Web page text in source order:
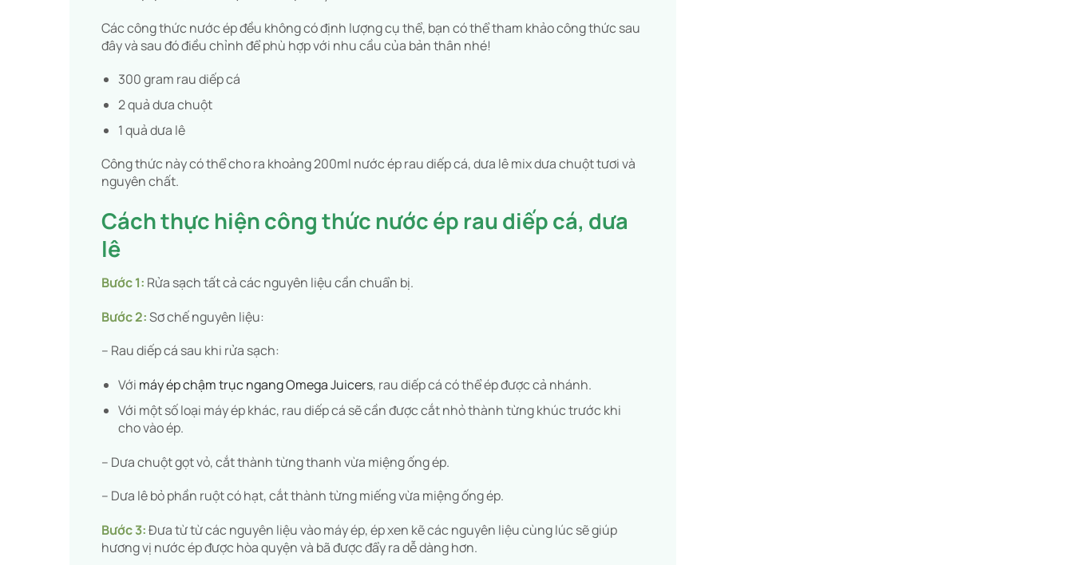
Các công thức nước ép đều không có định lượng cụ thể, bạn có thể tham khảo công thức sau
đây và sau đó điều chỉnh để phù hợp với nhu cầu của bản thân nhé!
300 gram rau diếp cá
2 quả dưa chuột
1 quả dưa lê
Công thức này có thể cho ra khoảng 200ml nước ép rau diếp cá, dưa lê mix dưa chuột tươi và
nguyên chất.
Cách thực hiện công thức nước ép rau diếp cá, dưa
lê
Bước 1: Rửa sạch tất cả các nguyên liệu cần chuẩn bị.
Bước 2:Sơ chế nguyên liệu:
– Rau diếp cá sau khi rửa sạch:
Với máy ép chậm trục ngang Omega Juicers, rau diếp cá có thể ép được cả nhánh.
Với một số loại máy ép khác, rau diếp cá sẽ cần được cắt nhỏ thành từng khúc trước khi
cho vào ép.
– Dưa chuột gọt vỏ, cắt thành từng thanh vừa miệng ống ép.
– Dưa lê bỏ phần ruột có hạt, cắt thành từng miếng vừa miệng ống ép.
Bước 3:Đưa từ từ các nguyên liệu vào máy ép, ép xen kẽ các nguyên liệu cùng lúc sẽ giúp
hương vị nước ép được hòa quyện và bã được đẩy ra dễ dàng hơn.